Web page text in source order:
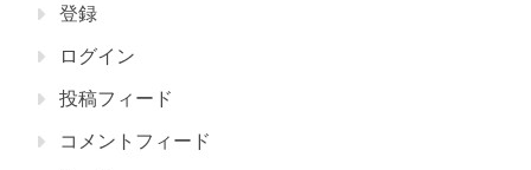
登録
ログイン
投稿フィード
コメントフィード